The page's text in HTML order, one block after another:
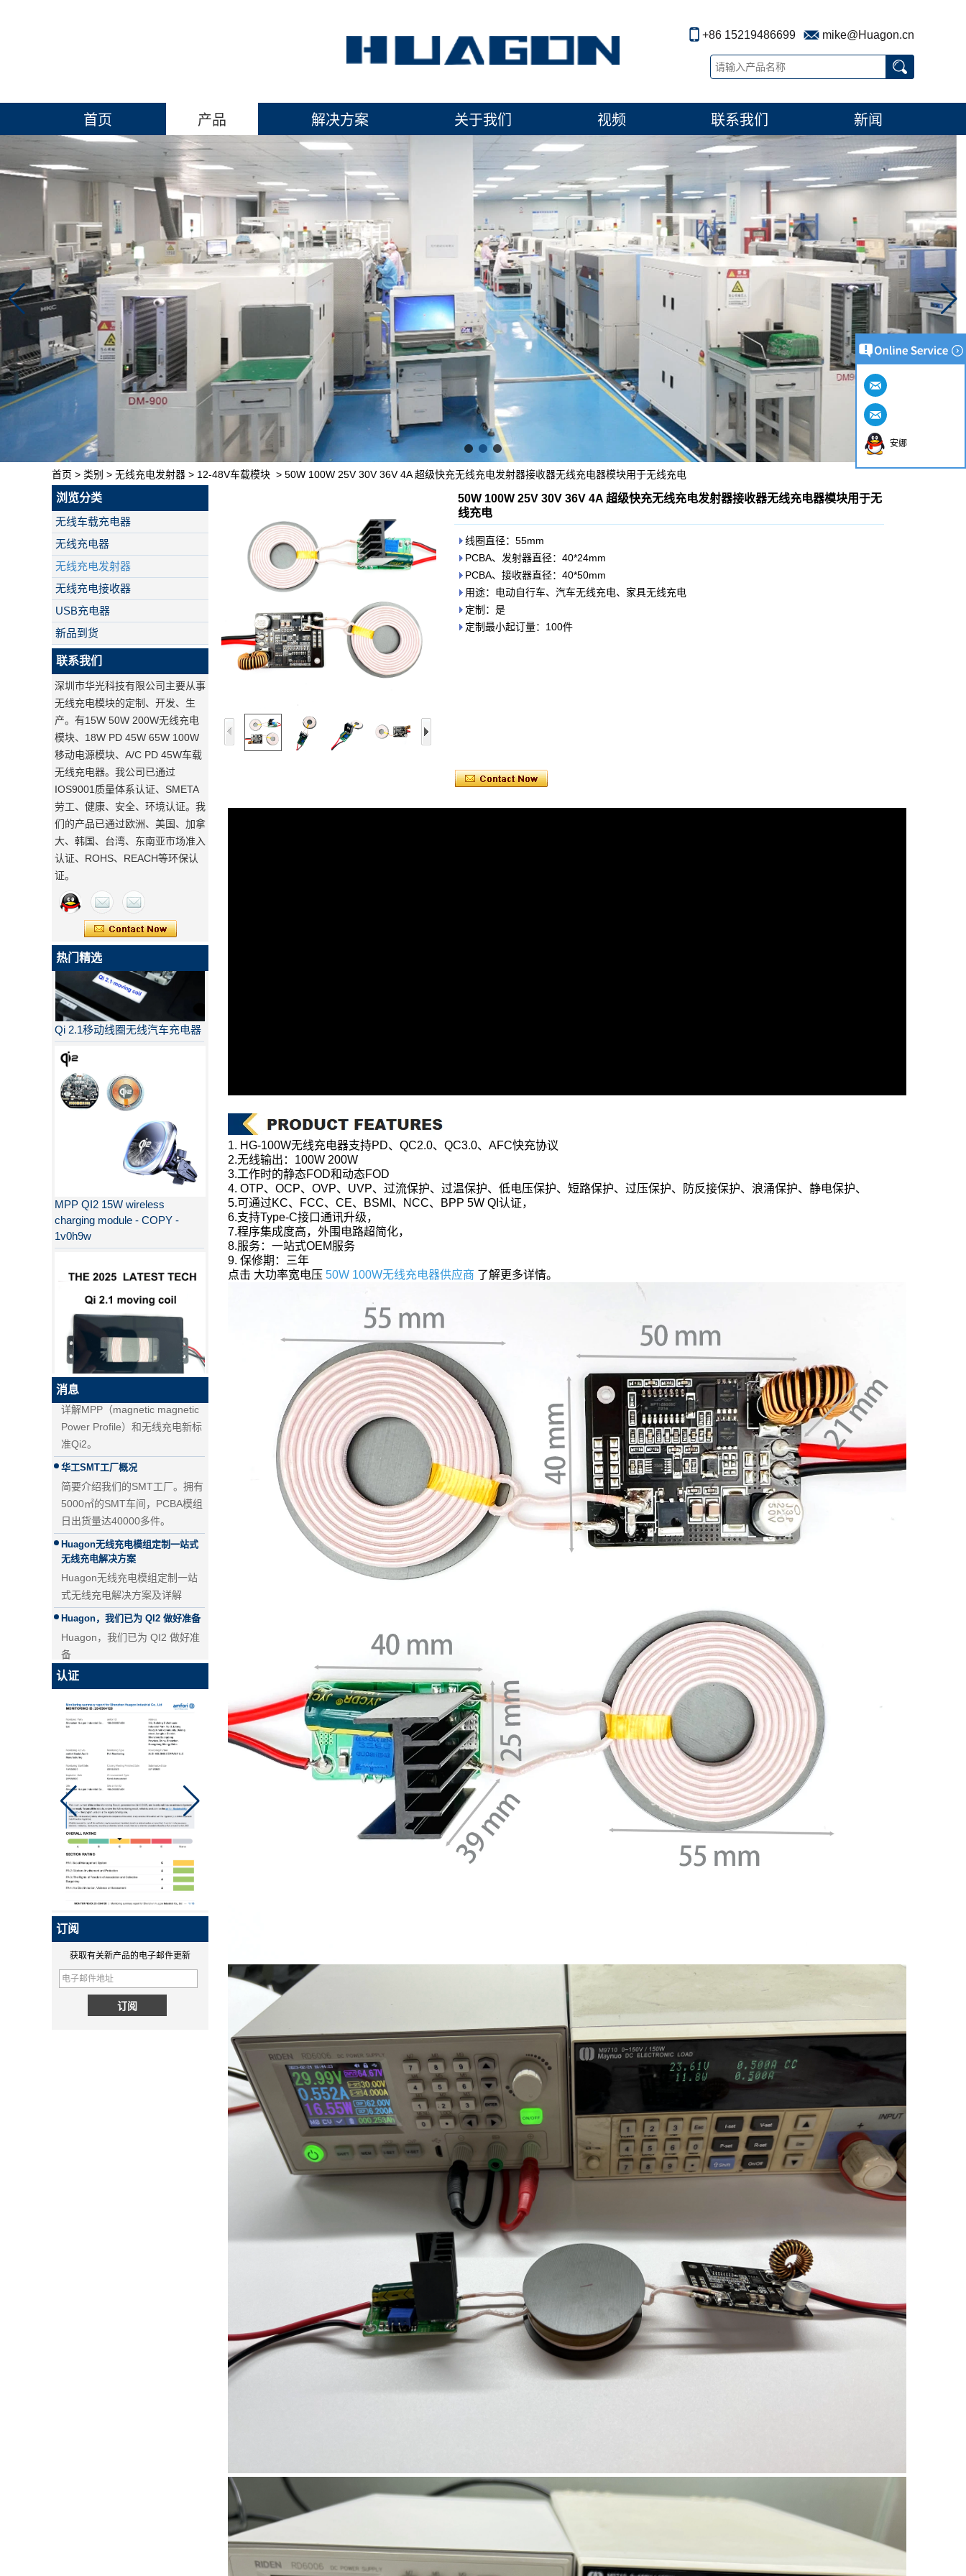
+86 15219486699 mike@Huagon.cn
首页 产品 解决方案 关于我们 视频 联系我们 新闻
首页 > 类别 > 无线充电发射器 > 12-48V车载模块 > 50W 100W 25V 30V 36V 4A 超级快充无线充电发射器接收器无线充电器模块用于无线充电
浏览分类
无线车载充电器
无线充电器
无线充电发射器
无线充电接收器
USB充电器
新品到货
联系我们
深圳市华光科技有限公司主要从事
无线充电模块的定制、开发、生
产。有15W 50W 200W无线充电
模块、18W PD 45W 65W 100W
移动电源模块、A/C PD 45W车载
无线充电器。我公司已通过
IOS9001质量体系认证、SMETA
劳工、健康、安全、环境认证。我
们的产品已通过欧洲、美国、加拿
大、韩国、台湾、东南亚市场准入
认证、ROHS、REACH等环保认
证。
热门精选
Qi 2.1移动线圈无线汽车充电器
MPP QI2 15W wireless
charging module - COPY -
1v0h9w
QI2.1 15W QI 2.1移动线圈无线
充电器可移动无线充电器
器 - 副本-JCJW30
Qi 2.1移动线圈无线汽车充电器
MPP QI2 15W wireless
charging module - COPY -
消息
为什么QI2比QI更好？
PD快充和QC快充的区别
PD快充和QC快充的区别
无线充电新标准Qi2来了！MPP详
解
详解MPP（magnetic magnetic
Power Profile）和无线充电新标
准Qi2。
华工SMT工厂概况
简要介绍我们的SMT工厂。拥有
5000㎡的SMT车间，PCBA模组
日出货量达40000多件。
Huagon无线充电模组定制一站式
无线充电解决方案
Huagon无线充电模组定制一站
式无线充电解决方案及详解
Huagon，我们已为 QI2 做好准备
Huagon，我们已为 QI2 做好准
备
Huagon无线充电模块定制
华功无线充电模块定制能力及服
务
华工，国内首家申请QI2认证的企
业！
Qi2是Qi的升级版本，是基于苹
果Magsafe技术的全新增强型无
线充电标准。 Huagon已将我们
的产品交给认证机构开始认证。
MPP认证证书将于9月中旬出
炉。
什么是无线
无线充电是一种高效的充电方
式，华光专业从事无线充电模块
定制，华光是无线充电定制供应
商已有10多年的历史。
超级大脑！Hugo的研发部门
Spectra精密手持控制器MM60,
精密手持控制器...
为什么QI2比QI更好？
认证
订阅
获取有关新产品的电子邮件更新
50W 100W 25V 30V 36V 4A 超级快充无线充电发射器接收器无线充电器模块用于无
线充电
线圈直径：55mm
PCBA、发射器直径：40*24mm
PCBA、接收器直径：40*50mm
用途：电动自行车、汽车无线充电、家具无线充电
定制：是
定制最小起订量：100件
1. HG-100W无线充电器支持PD、QC2.0、QC3.0、AFC快充协议
2.无线输出：100W 200W
3.工作时的静态FOD和动态FOD
4. OTP、OCP、OVP、UVP、过流保护、过温保护、低电压保护、短路保护、过压保护、防反接保护、浪涌保护、静电保护、
5.可通过KC、FCC、CE、BSMI、NCC、BPP 5W QI认证，
6.支持Type-C接口通讯升级，
7.程序集成度高，外围电路超简化，
8.服务：一站式OEM服务
9. 保修期：三年
点击 大功率宽电压 50W 100W无线充电器供应商 了解更多详情。
安娜